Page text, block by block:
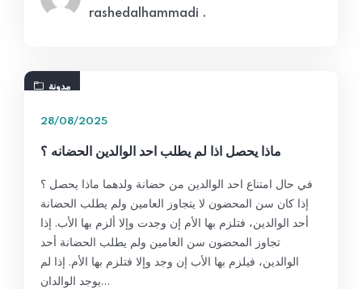
rashedalhammadi .
مدونة
28/08/2025
ماذا يحصل اذا لم يطلب احد الوالدين الحضانه ؟
في حال امتناع احد الوالدين من حضانة ولدهما ماذا يحصل ؟
إذا كان سن المحضون لا يتجاوز العامين ولم يطلب الحضانة
أحد الوالدين، فتلزم بها الأم إن وجدت وإلا ألزم بها الأب. إذا
تجاوز المحضون سن العامين ولم يطلب الحضانة أحد
الوالدين، فيلزم بها الأب إن وجد وإلا فتلزم بها الأم. إذا لم
يوجد الوالدان…